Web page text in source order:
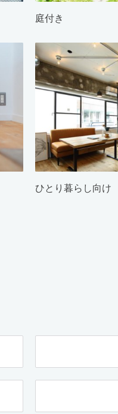
庭付き
ひとり暮らし向け